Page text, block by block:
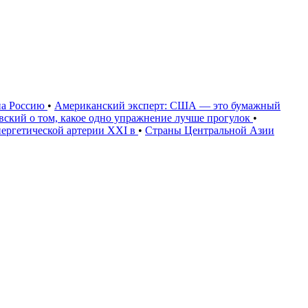
Россию • Американский эксперт: США — это бумажный
о том, какое одно упражнение лучше прогулок •
артерии XXI в • Страны Центральной Азии